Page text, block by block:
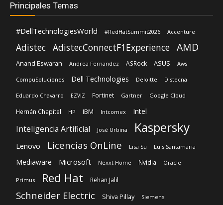
Principales Temas
#DellTechnologiesWorld #RedHatSummit2026 Accenture
Adistec AdistecConnectF1Experience AMD
Anand Eswaran Andrea Fernandez ASRock ASUS Aws
CompuSoluciones Dell Technologies Deloitte Distecna
Eduardo Chavarro EZVIZ Fortinet Gartner Google Cloud
Hernán Chapitel HP IBM Intcomex Intel
Inteligencia Artificial José Urbina Kaspersky
Lenovo Licencias OnLine Lisa Su Luis Santamaria
Mediaware Microsoft Nexxt Home Nvidia Oracle
Primus Red Hat Rehan Jalil
Schneider Electric Shiva Pillay Siemens